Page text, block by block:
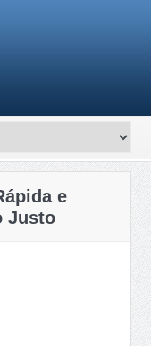
e
Justo